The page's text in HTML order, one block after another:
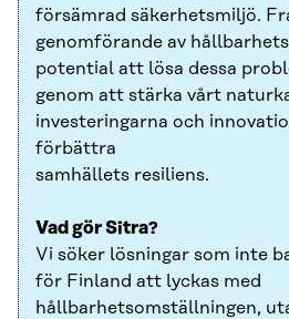
försämrad säkerhetsmiljö.
genomförande av
potential att lösa dessa
genom att stärka vårt
investeringarna och
förbättra
samhällets resiliens.
Vad gör Sitra?
Vi söker lösningar som inte
för Finland att lyckas med
hållbarhetsomställningen,